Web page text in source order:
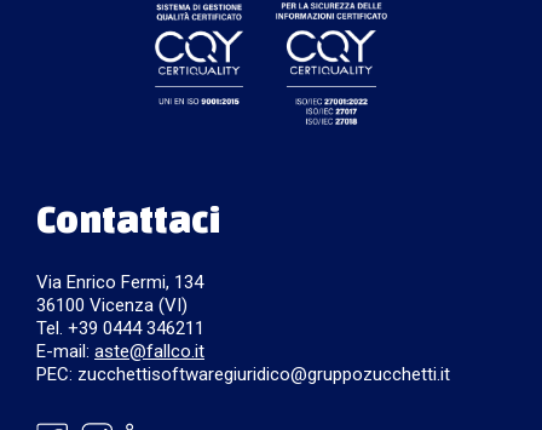
Contattaci
Via Enrico Fermi, 134
36100 Vicenza (VI)
Tel. +39 0444 346211
E-mail: aste@fallco.it
PEC: zucchettisoftwaregiuridico@gruppozucchetti.it